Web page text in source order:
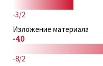
-3/2
Изложение материала
-4.0
-8/2